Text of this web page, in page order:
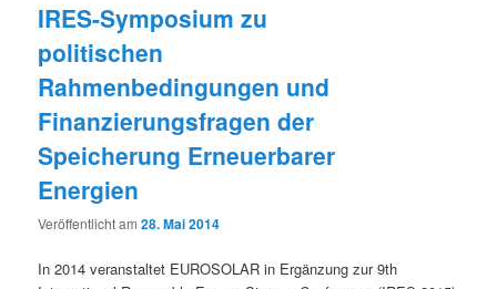
IRES-Symposium zu
politischen
Rahmenbedingungen und
Finanzierungsfragen der
Speicherung Erneuerbarer
Energien
Veröffentlicht am28. Mai 2014
In 2014 veranstaltet EUROSOLAR in Ergänzung zur 9th